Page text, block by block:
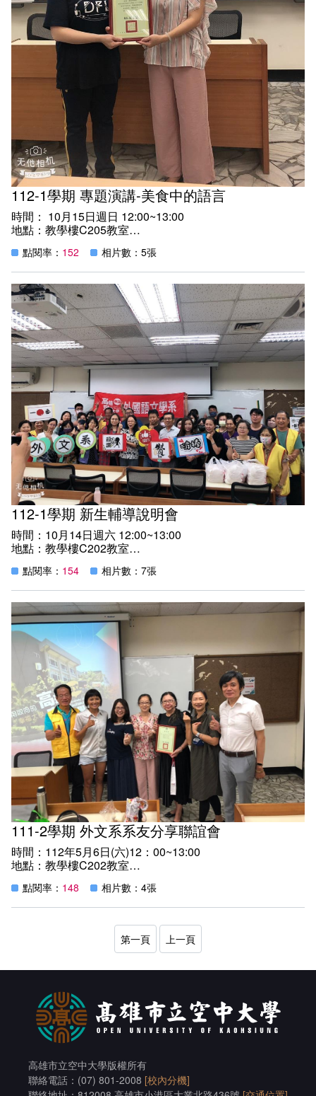
112-1學期 專題演講-美食中的語言
時間： 10月15日週日 12:00~13:00
地點：教學樓C205教室
邀請國立嘉義大學外國語文學系龔書萍教授主講「美食中的
語言」，分享如何運用英文介紹美食，各種佳餚的英語表達
方式，寓教於樂的有趣情境，幫助同學將英文輕鬆融入生活
中！
點閱率： 152 相片數：5張
112-1學期 新生輔導說明會
時間：10月14日週六 12:00~13:00
地點：教學樓C202教室
學，鼓勵加入系學會群組，與學長姐相見歡，學長姐現身說
法等活動，幫助同學熟悉操作與學習相關校務系統，激發其
對外語的學習動機與毅力。
點閱率： 154 相片數：7張
111-2學期 外文系系友分享聯誼會
時間：112年5月6日(六)12：00~13:00
地點：教學樓C202教室
分享、傳承經驗、交流情誼。
點閱率： 148 相片數：4張
第一頁 上一頁
高雄市立空中大學版權所有
聯絡電話：(07) 801-2008 [校內分機]